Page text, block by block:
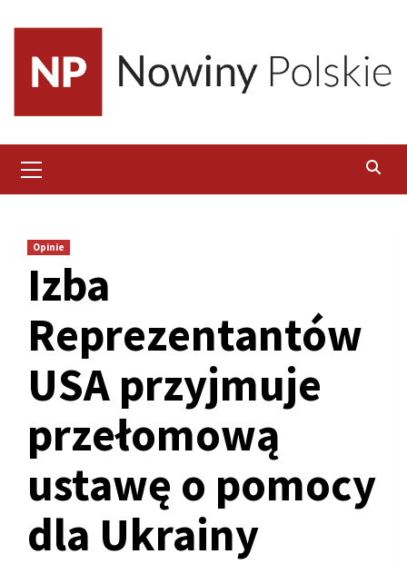
content
Menu
Opinie
Izba
Reprezentantów
USA przyjmuje
przełomową
ustawę o pomocy
dla Ukrainy